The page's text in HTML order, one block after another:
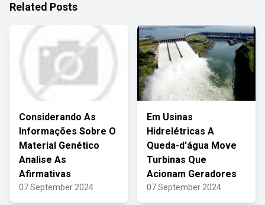
Related Posts
Considerando As
Informações Sobre O
Material Genético
Analise As
Afirmativas
07 September 2024
Em Usinas
Hidrelétricas A
Queda-d'água Move
Turbinas Que
Acionam Geradores
07 September 2024